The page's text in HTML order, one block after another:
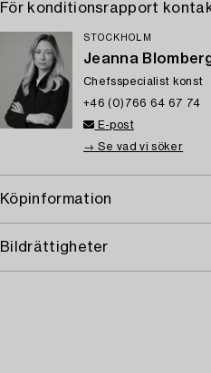
För konditionsrapport
STOCKHOLM
Jeanna
Chefsspecialist konst
+46 (0)766 64 67 74
E-post
→ Se vad vi söker
Köpinformation
Bildrättigheter